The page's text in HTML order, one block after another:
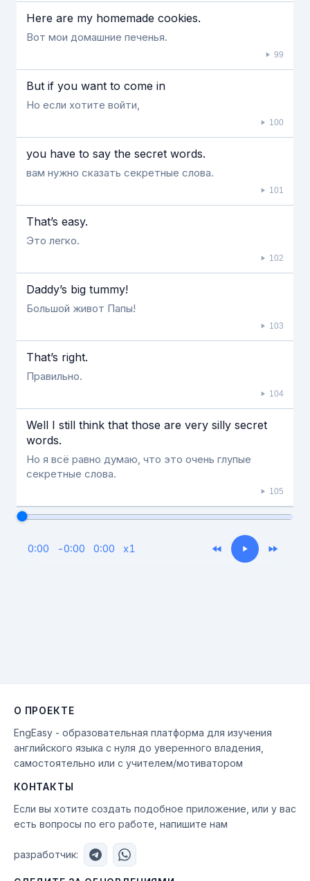
Here are my homemade cookies.
Вот мои домашние печенья.
99
But if you want to come in
Но если хотите войти,
100
you have to say the secret words.
вам нужно сказать секретные слова.
101
That’s easy.
Это легко.
102
Daddy’s big tummy!
Большой живот Папы!
103
That’s right.
Правильно.
104
Well I still think that those are very silly secret
words.
Но я всё равно думаю, что это очень глупые
секретные слова.
105
0:00 -0:00 0:00 x1
О ПРОЕКТЕ
EngEasy - образовательная платформа для изучения
английского языка с нуля до уверенного владения,
самостоятельно или с учителем/мотиватором
КОНТАКТЫ
Если вы хотите создать подобное приложение, или у вас
есть вопросы по его работе, напишите нам
разработчик: